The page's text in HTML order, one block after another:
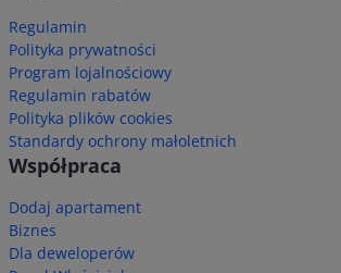
Regulamin
Polityka prywatności
Program lojalnościowy
Regulamin rabatów
Polityka plików cookies
Standardy ochrony małoletnich
Współpraca
Dodaj apartament
Biznes
Dla deweloperów